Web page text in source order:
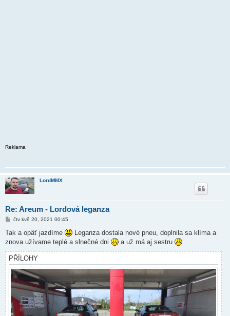
Reklama
LordMMX
Re: Areum - Lordová leganza
P
í
p
v
e
k
čtv kvě 20, 2021 00:45
Tak a opäť jazdíme
Leganza dostala nové pneu, doplnila sa klíma a
znova užívame teplé a slnečné dni
a už má aj sestru
PŘÍLOHY